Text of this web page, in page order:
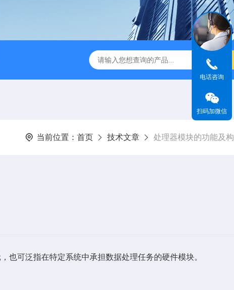
当前位置： 首页 技术文章 处理器模块的功能及
可泛指在特定系统中承担数据处理任务的硬件模块。
电话咨询
扫码加微信